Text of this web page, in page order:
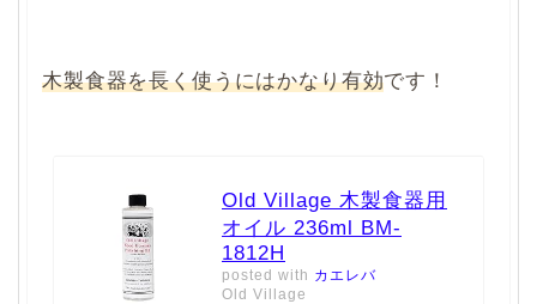
木製食器を長く使うにはかなり有効です！
Old Village 木製食器用
オイル 236ml BM-
1812H
posted with カエレバ
Old Village